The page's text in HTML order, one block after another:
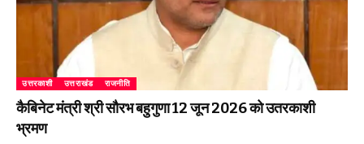
उत्तरकाशी उत्तराखंड राजनीति
कैबिनेट मंत्री श्री सौरभ बहुगुणा 12 जून 2026 को उतरकाशी
भ्रमण